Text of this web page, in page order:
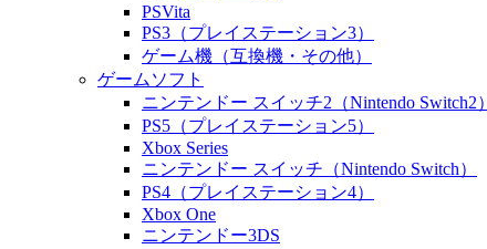
PSVita
PS3（プレイステーション3）
ゲーム機（互換機・その他）
ゲームソフト
ニンテンドー スイッチ2（Nintendo Switch2）
PS5（プレイステーション5）
Xbox Series
ニンテンドー スイッチ（Nintendo Switch）
PS4（プレイステーション4）
Xbox One
ニンテンドー3DS